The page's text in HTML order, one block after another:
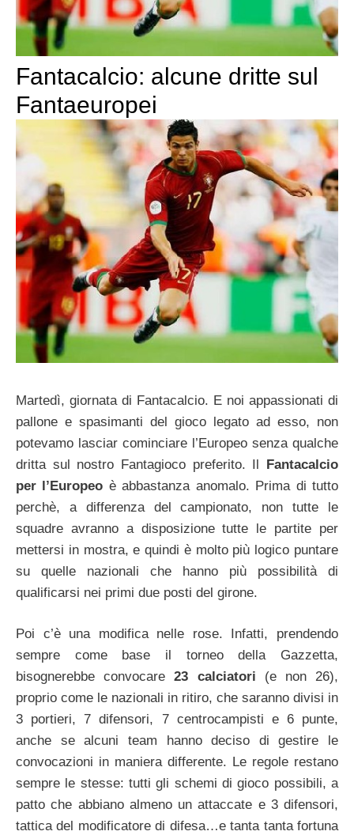
Fantacalcio: alcune dritte sul
Fantaeuropei
Martedì, giornata di Fantacalcio. E noi appassionati di
pallone e spasimanti del gioco legato ad esso, non
potevamo lasciar cominciare l’Europeo senza qualche
dritta sul nostro Fantagioco preferito. Il Fantacalcio
per l’Europeo è abbastanza anomalo. Prima di tutto
perchè, a differenza del campionato, non tutte le
squadre avranno a disposizione tutte le partite per
mettersi in mostra, e quindi è molto più logico puntare
su quelle nazionali che hanno più possibilità di
qualificarsi nei primi due posti del girone.
Poi c’è una modifica nelle rose. Infatti, prendendo
sempre come base il torneo della Gazzetta,
bisognerebbe convocare23 calciatori (e non 26),
proprio come le nazionali in ritiro, che saranno divisi in
3 portieri, 7 difensori, 7 centrocampisti e 6 punte,
anche se alcuni team hanno deciso di gestire le
convocazioni in maniera differente. Le regole restano
sempre le stesse: tutti gli schemi di gioco possibili, a
patto che abbiano almeno un attaccate e 3 difensori,
tattica del modificatore di difesa…e tanta tanta fortuna